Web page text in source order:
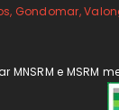
Gondomar,
e MSRM